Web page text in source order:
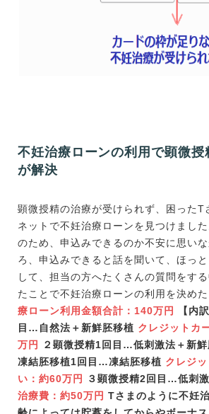
不妊治療ローンの利用で顕微授
が解決
顕微授精の治療が受けられず、困ったT
ネットで不妊治療ローンを見つけまし
のため、申込みできるのか不安に思い
ろ、申込みできると話を聞いて、ほっ
して、担当の方へたくさんの質問をす
たことで不妊治療ローンの利用を決め
療ローン利用金額合計：140万円
【内
目…自然法＋新鮮胚移植 クレジットカ
万円
２顕微授精1回目…低刺激法＋新
凍結胚移植1回目…凍結胚移植 クレジ
い：約60万円
３顕微授精2回目…低刺
治療費：約50万円 Tさまのように不妊